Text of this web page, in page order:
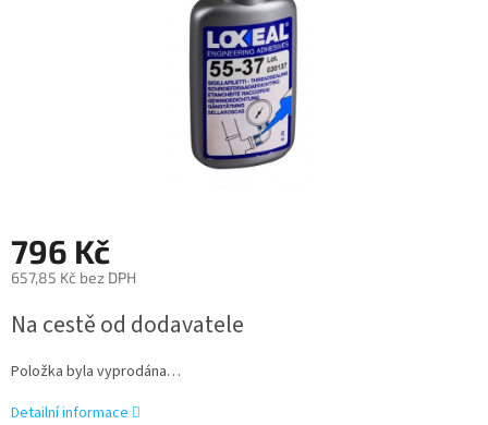
796 Kč
657,85 Kč bez DPH
cena:
Na cestě od dodavatele
Položka byla vyprodána…
Detailní informace